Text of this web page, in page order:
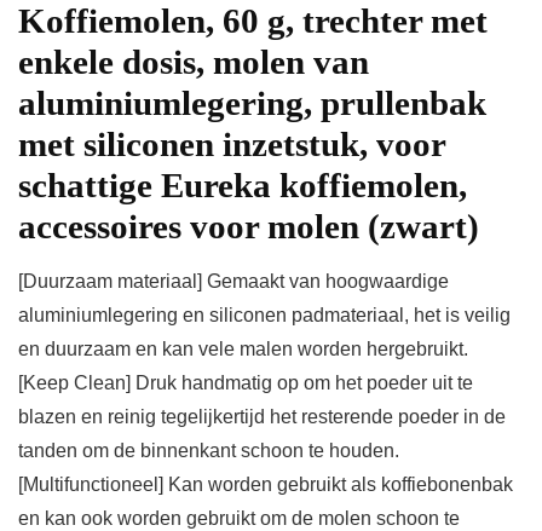
Koffiemolen, 60 g, trechter met
enkele dosis, molen van
aluminiumlegering, prullenbak
met siliconen inzetstuk, voor
schattige Eureka koffiemolen,
accessoires voor molen (zwart)
[Duurzaam materiaal] Gemaakt van hoogwaardige
aluminiumlegering en siliconen padmateriaal, het is veilig
en duurzaam en kan vele malen worden hergebruikt.
[Keep Clean] Druk handmatig op om het poeder uit te
blazen en reinig tegelijkertijd het resterende poeder in de
tanden om de binnenkant schoon te houden.
[Multifunctioneel] Kan worden gebruikt als koffiebonenbak
en kan ook worden gebruikt om de molen schoon te